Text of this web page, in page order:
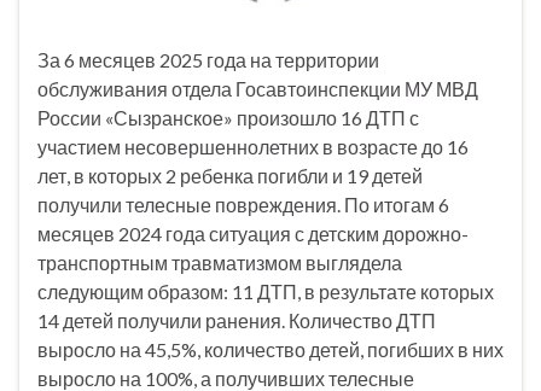
За 6 месяцев 2025 года на территории
обслуживания отдела Госавтоинспекции МУ МВД
России «Сызранское» произошло 16 ДТП с
участием несовершеннолетних в возрасте до 16
лет, в которых 2 ребенка погибли и 19 детей
получили телесные повреждения. По итогам 6
месяцев 2024 года ситуация с детским дорожно-
транспортным травматизмом выглядела
следующим образом: 11 ДТП, в результате которых
14 детей получили ранения. Количество ДТП
выросло на 45,5%, количество детей, погибших в них
выросло на 100%, а получивших телесные